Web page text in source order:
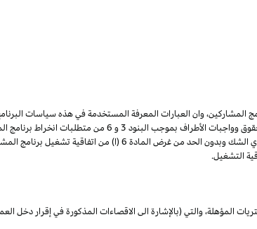
المشاركين، وان العبارات المعرفة المستخدمة في هذه سياسات
وواجبات الأطراف بموجب البنود 3
و 6
الملكية الفكرية لبرنامج المشاركين لا تنتهي ولا تنطفئ بانتهاء اتفاقية تشغيل برنامج المشاركين. لتفادي
التشغيل.
،والتي (بالإشارة الى الاقصاءات المذكورة في إقرار دخل